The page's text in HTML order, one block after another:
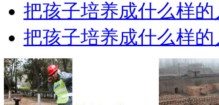
把孩子培养成什么样
把孩子培养成什么样